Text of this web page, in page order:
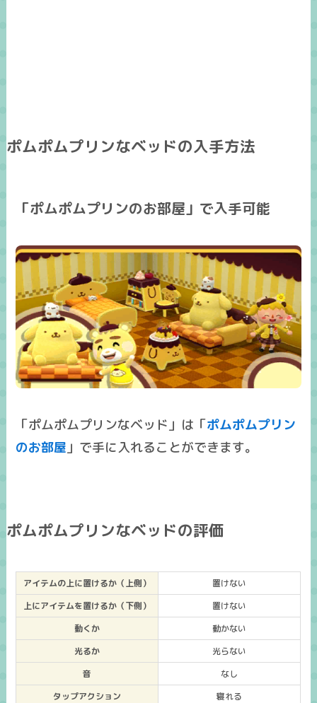
ポムポムプリンなベッドの入手方法
「ポムポムプリンのお部屋」で入手可能
「ポムポムプリンなベッド」は「ポムポムプリン
のお部屋 」で手に入れることができます。
ポムポムプリンなベッドの評価
アイテムの上に置けるか（上側）
置けない
上にアイテムを置けるか（下側）
置けない
動くか
動かない
光るか
光らない
音
なし
タップアクション
寝れる